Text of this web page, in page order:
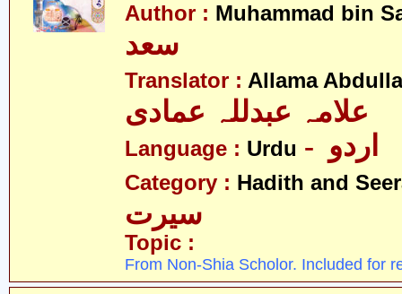
Author : Muhammad bin
سعد
Translator : Allama
علامہ عبدللہ عمادی
Language : Urdu
Category : Hadith and
سیرت
Topic :
From Non-Shia Scholor. Included for